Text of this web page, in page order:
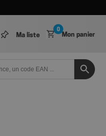
Ma liste Mon panier
0